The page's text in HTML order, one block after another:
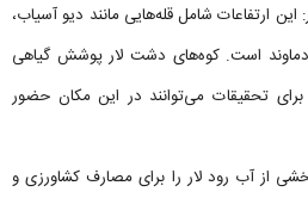
ارتفاعات شامل قله‌هایی مانند دیو آسیاب،
است. کوه‌های دشت لار پوشش گیاهی
تحقیقات می‌توانند در این مکان حضور
از آب رود لار را برای مصارف کشاورزی و